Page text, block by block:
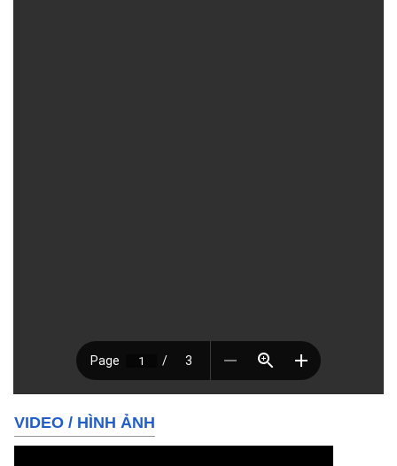
VIDEO / HÌNH ẢNH